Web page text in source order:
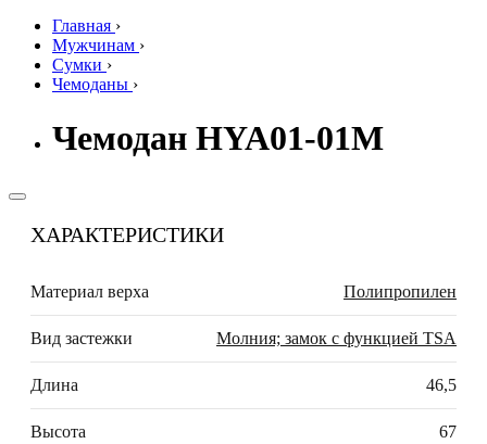
Главная ›
Мужчинам ›
Сумки ›
Чемоданы ›
Чемодан HYA01-01M
ХАРАКТЕРИСТИКИ
Материал верха Полипропилен
Вид застежки Молния; замок с функцией TSA
Длина 46,5
Высота 67